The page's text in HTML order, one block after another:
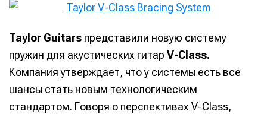
Taylor Guitars представили новую систему
пружин для акустических гитарV-Class.
Компания утверждает, что у системы есть все
шансы стать новым технологическим
стандартом. Говоря о перспективах V-Class,